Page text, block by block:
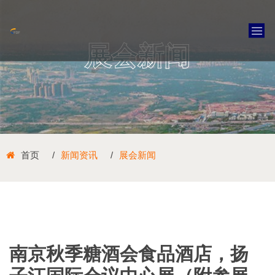
展会新闻
首页 新闻资讯 展会新闻
南京秋季糖酒会食品酒店，扬